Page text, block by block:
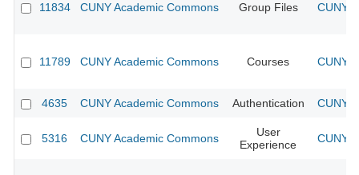
11834 CUNY Academic Commons Group Files CUNY
11789 CUNY Academic Commons Courses CUNY
4635 CUNY Academic Commons Authentication CUNY
5316 CUNY Academic Commons
User
Experience
CUNY